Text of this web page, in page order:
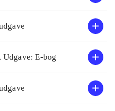
Udgave: E-bog